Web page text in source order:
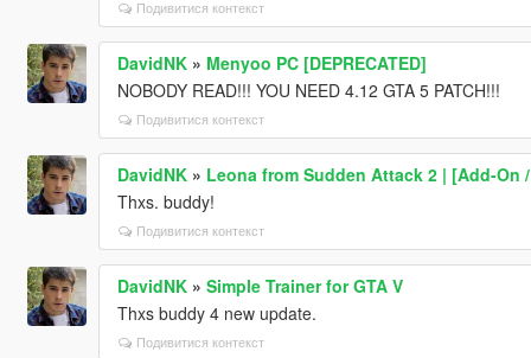
Подивитися контекст
DavidNK» Menyoo PC [DEPRECATED]
NOBODY READ!!! YOU NEED 4.12 GTA 5 PATCH!!!
Подивитися контекст
DavidNK» Leona from Sudden Attack 2 | [Add-On
Thxs. buddy!
Подивитися контекст
DavidNK» Simple Trainer for GTA V
Thxs buddy 4 new update.
Подивитися контекст